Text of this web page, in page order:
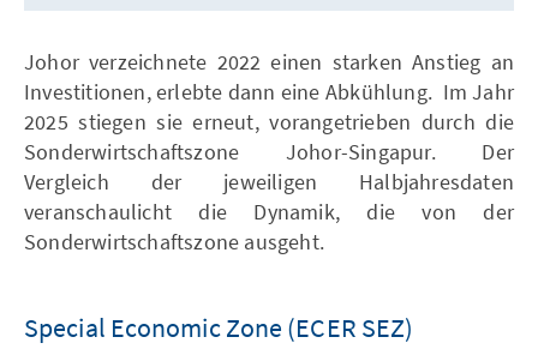
Johor verzeichnete 2022 einen starken Anstieg an
Investitionen, erlebte dann eine Abkühlung. Im Jahr
2025 stiegen sie erneut, vorangetrieben durch die
Sonderwirtschaftszone Johor-Singapur. Der
Vergleich der jeweiligen Halbjahresdaten
veranschaulicht die Dynamik, die von der
Sonderwirtschaftszone ausgeht.
Special Economic Zone (ECER SEZ)